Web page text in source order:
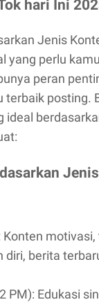
hari Ini
Jenis
yang perlu
peran
terbaik posting.
ideal
Konten motivasi,
diri, berita
PM): Edukasi